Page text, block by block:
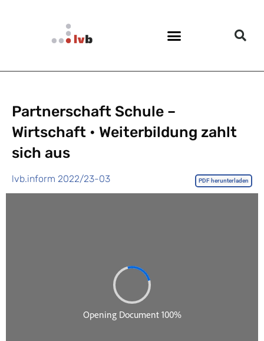
Partnerschaft Schule –
Wirtschaft • Weiterbildung zahlt
sich aus
lvb.inform 2022/23-03 PDF herunterladen